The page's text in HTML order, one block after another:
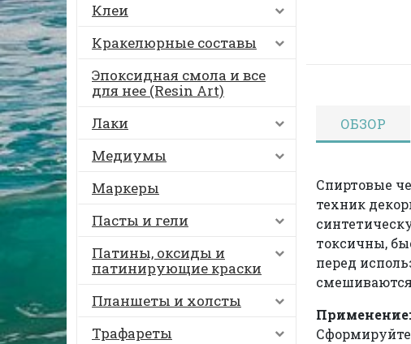
Клеи
Кракелюрные составы
Эпоксидная смола и все
для нее (Resin Art)
Лаки
Медиумы
Маркеры
Пасты и гели
Патины, оксиды и
патинирующие краски
Планшеты и холсты
Трафареты
ОБЗОР
Спиртовые
техник
токсичны,
перед
Применение: